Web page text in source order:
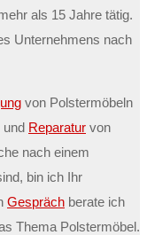
als 15 Jahre tätig.
Unternehmens nach
von Polstermöbeln
und Reparatur von
nach einem
bin ich Ihr
Gespräch berate ich
Thema Polstermöbel.